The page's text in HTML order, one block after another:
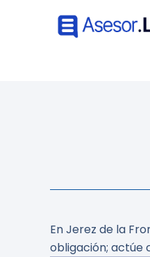
En Jerez de la
obligación; actúe